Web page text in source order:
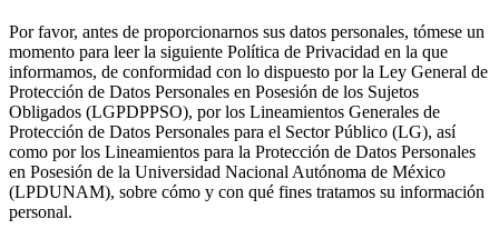
Por favor, antes de proporcionarnos sus datos personales, tómese un
momento para leer la siguiente Política de Privacidad en la que
informamos, de conformidad con lo dispuesto por la Ley General de
Protección de Datos Personales en Posesión de los Sujetos
Obligados (LGPDPPSO), por los Lineamientos Generales de
Protección de Datos Personales para el Sector Público (LG), así
como por los Lineamientos para la Protección de Datos Personales
en Posesión de la Universidad Nacional Autónoma de México
(LPDUNAM), sobre cómo y con qué fines tratamos su información
personal.